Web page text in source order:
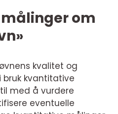
om
kvalitet og
kvantitative
med å vurdere
eventuelle